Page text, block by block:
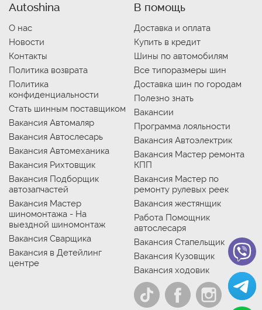
Autoshina
О нас
Новости
Контакты
Политика возврата
Политика
конфиденциальности
Стать шинным поставщиком
Вакансия Автомаляр
Вакансия Автослесарь
Вакансия Автомеханика
Вакансия Рихтовщик
Вакансия Подборщик
автозапчастей
Вакансия Мастер
шиномонтажа - На
выездной шиномонтаж
Вакансия Сварщика
Вакансия в Детейлинг
центре
В помощь
Доставка и оплата
Купить в кредит
Шины по автомобилям
Все типоразмеры шин
Доставка шин по городам
Полезно знать
Вакансии
Программа лояльности
Вакансия Автоэлектрик
Вакансия Мастер ремонта
КПП
Вакансия Мастер по
ремонту рулевых реек
Вакансия жестянщик
Работа Помощник
автослесаря
Вакансия Стапельщик
Вакансия Кузовщик
Вакансия ходовик